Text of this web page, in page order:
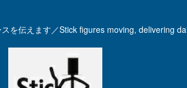
を伝えます／Stick figures moving, delivering